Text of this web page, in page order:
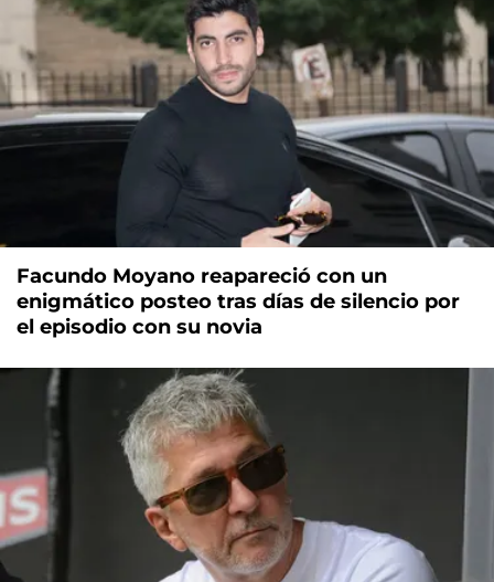
Facundo Moyano reapareció con un
enigmático posteo tras días de silencio por
el episodio con su novia